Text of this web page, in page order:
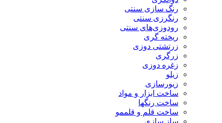
رنگ سازی سنتی
رنگرزی سنتی
رودوزی‌های سنتی
ریخته گری
زرتشتی دوزی
زرگری
زغره دوزی
زیلو
زیورسازی
ساخت ابزار و مواد
ساخت رنگها
ساخت قلم و قلممو